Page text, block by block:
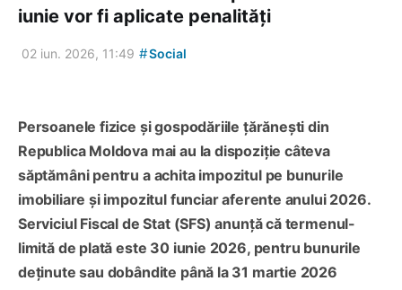
iunie vor fi aplicate penalități
02 iun. 2026, 11:49 #Social
Persoanele fizice și gospodăriile țărănești din
Republica Moldova mai au la dispoziție câteva
săptămâni pentru a achita impozitul pe bunurile
imobiliare și impozitul funciar aferente anului 2026.
Serviciul Fiscal de Stat (SFS) anunță că termenul-
limită de plată este 30 iunie 2026, pentru bunurile
deținute sau dobândite până la 31 martie 2026